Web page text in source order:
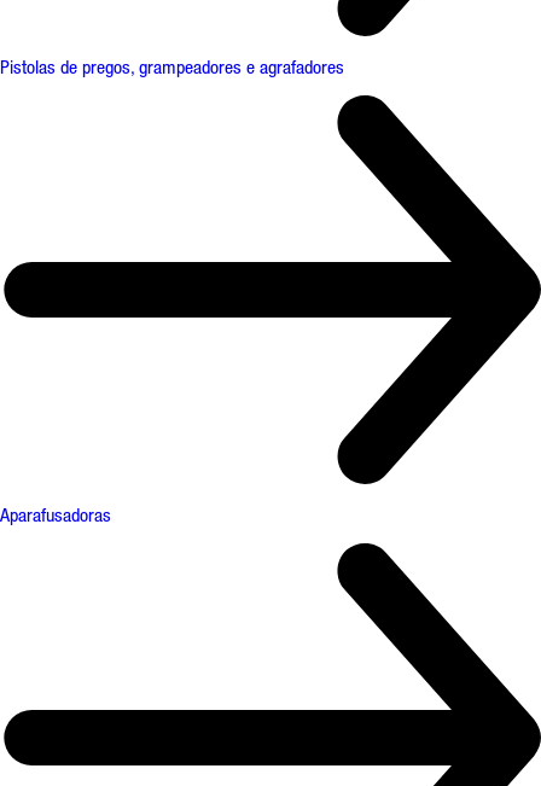
Pistolas de pregos, grampeadores e agrafadores
Aparafusadoras